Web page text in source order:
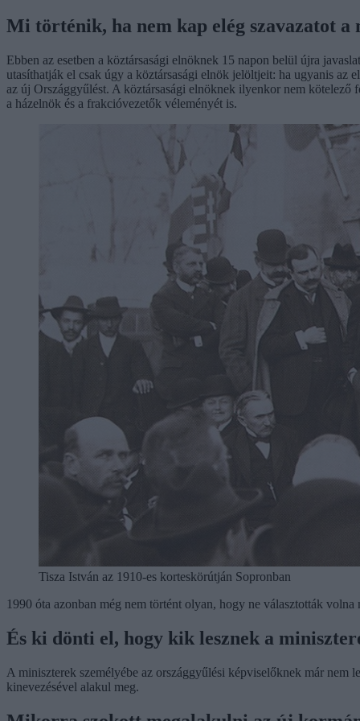
Mi történik, ha nem kap elég szavazatot
Ebben az esetben a köztársasági elnöknek 15 napon belül újra
utasíthatják el csak úgy a köztársasági elnök jelöltjeit: ha ugyanis az
az új Országgyűlést. A köztársasági elnöknek ilyenkor nem
a házelnök és a frakcióvezetők véleményét is.
Tisza István az 1910-es korteskörútján Sopronban
1990 óta azonban még nem történt olyan, hogy ne választották
És ki dönti el, hogy kik lesznek a
A miniszterek személyébe az országgyűlési képviselőknek már
kinevezésével alakul meg.